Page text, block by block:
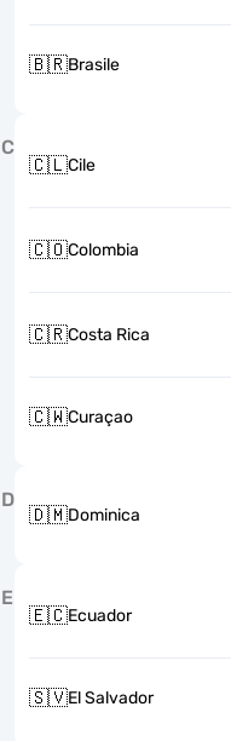
🇧🇷Brasile
C
🇨🇱Cile
🇨🇴Colombia
🇨🇷Costa Rica
🇨🇼Curaçao
D
🇩🇲Dominica
E
🇪🇨Ecuador
🇸🇻El Salvador